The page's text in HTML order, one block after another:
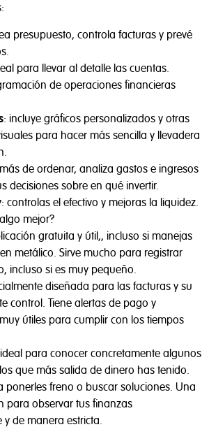
presupuesto, controla facturas y prevé
para llevar al detalle las cuentas.
de operaciones financieras
: incluye gráficos personalizados y otras
para hacer más sencilla y llevadera
de ordenar, analiza gastos e ingresos
decisiones sobre en qué invertir.
: controlas el efectivo y mejoras la liquidez.
mejor?
gratuita y útil,, incluso si manejas
metálico. Sirve mucho para registrar
incluso si es muy pequeño.
diseñada para las facturas y su
control. Tiene alertas de pago y
útiles para cumplir con los tiempos
para conocer concretamente algunos
que más salida de dinero has tenido.
ponerles freno o buscar soluciones. Una
para observar tus finanzas
y de manera estricta.